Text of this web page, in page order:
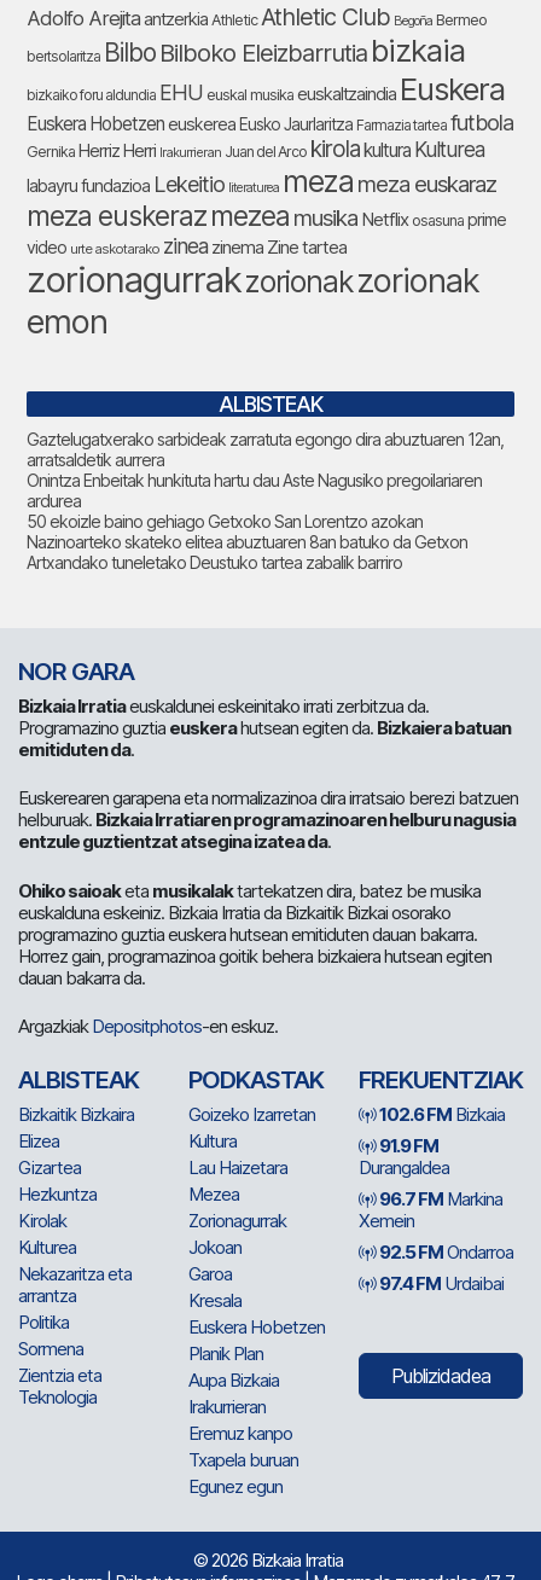
Adolfo Arejitaantzerkia Athletic Athletic Club Begoña Bermeo
bertsolaritza Bilbo Bilboko Eleizbarrutia bizkaia
bizkaiko foru aldundia EHU euskal musika euskaltzaindia Euskera
Euskera Hobetzeneuskerea Eusko Jaurlaritza Farmazia tartea futbola
Gernika Herriz Herri Irakurrieran Juan del Arco kirolakultura Kulturea
labayru fundazioa Lekeitio literaturea meza meza euskaraz
meza euskerazmezea musika Netflix osasuna prime
video urte askotarako zinea zinema Zine tartea
zorionagurrakzorionakzorionak
emon
ALBISTEAK
Gaztelugatxerako sarbideak zarratuta egongo dira abuztuaren 12an,
arratsaldetik aurrera
Onintza Enbeitak hunkituta hartu dau Aste Nagusiko pregoilariaren
ardurea
50 ekoizle baino gehiago Getxoko San Lorentzo azokan
Nazinoarteko skateko elitea abuztuaren 8an batuko da Getxon
Artxandako tuneletako Deustuko tartea zabalik barriro
NOR GARA
Bizkaia Irratiaeuskaldunei eskeinitako irrati zerbitzua da.
Programazino guztia euskerahutsean egiten da. Bizkaiera batuan
emitiduten da.
Euskerearen garapena eta normalizazinoa dira irratsaio berezi batzuen
helburuak. Bizkaia Irratiaren programazinoaren helburu nagusia
entzule guztientzat atsegina izatea da.
Ohiko saioaketa musikalaktartekatzen dira, batez be musika
euskalduna eskeiniz. Bizkaia Irratia da Bizkaitik Bizkai osorako
programazino guztia euskera hutsean emitiduten dauan bakarra.
Horrez gain, programazinoa goitik behera bizkaiera hutsean egiten
dauan bakarra da.
ArgazkiakDepositphotos-en eskuz.
ALBISTEAK
Bizkaitik Bizkaira
Elizea
Gizartea
Hezkuntza
Kirolak
Kulturea
Nekazaritza eta
arrantza
Politika
Sormena
Zientzia eta
Teknologia
PODKASTAK
Goizeko Izarretan
Kultura
Lau Haizetara
Mezea
Zorionagurrak
Jokoan
Garoa
Kresala
Euskera Hobetzen
Planik Plan
Aupa Bizkaia
Irakurrieran
Eremuz kanpo
Txapela buruan
Egunez egun
FREKUENTZIAK
102.6 FM Bizkaia
91.9 FM
Durangaldea
96.7 FM Markina
Xemein
92.5 FMOndarroa
97.4 FM Urdaibai
Publizidadea
© 2026 Bizkaia Irratia